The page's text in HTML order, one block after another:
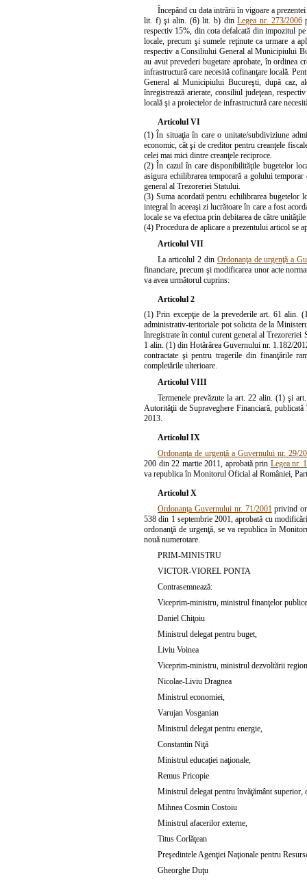
Începând cu data intrării în vigoare a
lit. f) şi alin. (6) lit. b) dinLegea nr. 273/2006
respectiv 15%, din cota defalcată din impozitul
locale, precum şi sumele reţinute ca urmare a
respectiv a Consiliului General al Municipiului
au avut prevederi bugetare aprobate, în ordinea
infrastructură care necesită cofinanţare locală.
General al Municipiului Bucureşti, după caz,
înregistrează arierate, consiliul judeţean,
locală şi a proiectelor de infrastructură care
Articolul VI
(1) În situaţia în care o unitate/subdiviziune
economic, cât şi de creditor pentru creanţele
celei mai mici dintre creanţele reciproce.
(2) În cazul în care disponibilităţile bugetelor
asigura echilibrarea temporară a golului
general al Trezoreriei Statului.
(3) Suma acordată pentru echilibrarea
integral în aceeaşi zi lucrătoare în care a fost
locale se va efectua prin debitarea de către
(4) Procedura de aplicare a prezentului articol
Articolul VII
La articolul 2 din Ordonanţa de urgenţă a
financiare, precum şi modificarea unor acte
va avea următorul cuprins:
Articolul 2
(1) Prin excepţie de la prevederile art. 61 alin.
administrativ-teritoriale pot solicita de la
înregistrate în contul curent general al
1 alin. (1) din Hotărârea Guvernului nr. 1.182/
contractate şi pentru tragerile din finanţările
completările ulterioare.
Articolul VIII
Termenele prevăzute la art. 22 alin. (1) şi
Autorităţii de Supraveghere Financiară,
2013.
Articolul IX
Ordonanţa de urgenţă a Guvernului nr. 29/
200 din 22 martie 2011, aprobată prin Legea nr.
va republica în Monitorul Oficial al României,
Articolul X
Ordonanţa Guvernului nr. 71/2001 privind
538 din 1 septembrie 2001, aprobată cu
ordonanţă de urgenţă, se va republica în
nouă numerotare.
PRIM-MINISTRU
VICTOR-VIOREL PONTA
Contrasemnează:
Viceprim-ministru, ministrul finanţelor
Daniel Chiţoiu
Ministrul delegat pentru buget,
Liviu Voinea
Viceprim-ministru, ministrul dezvoltării
Nicolae-Liviu Dragnea
Ministrul economiei,
Varujan Vosganian
Ministrul delegat pentru energie,
Constantin Niţă
Ministrul educaţiei naţionale,
Remus Pricopie
Ministrul delegat pentru învăţământ superior,
Mihnea Cosmin Costoiu
Ministrul afacerilor externe,
Titus Corlăţean
Preşedintele Agenţiei Naţionale pentru
Gheorghe Duţu